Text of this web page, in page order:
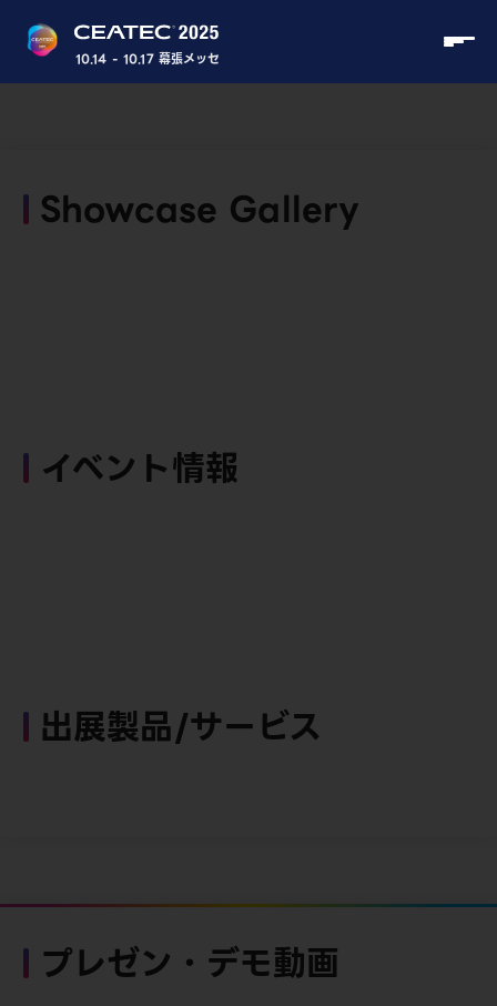
10.14 - 10.17 幕張メッセ
Showcase Gallery
イベント情報
出展製品/サービス
プレゼン・デモ動画